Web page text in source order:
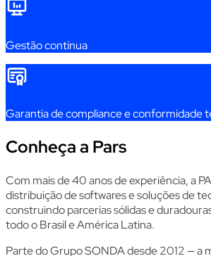
Gestão contínua
Garantia de compliance e conformidade
Conheça a Pars
Com mais de 40 anos de experiência, a
distribuição de softwares e soluções de
construindo parcerias sólidas e
todo o Brasil e América Latina.
Parte do Grupo SONDA desde 2012 — a